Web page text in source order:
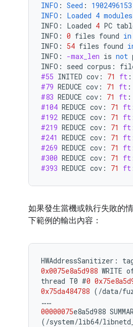
INFO : Seed :
1902496153
INFO : Loaded 4 modules
INFO : Loaded 4 PC
INFO : 0 files found in
INFO : 54 files found
INFO : -max_len is not
INFO : seed corpus :
#55 INITED cov : 71 ft :
#79 REDUCE cov : 71 ft :
#83 REDUCE cov : 71 ft :
#104 REDUCE cov : 71 ft
#192 REDUCE cov : 71 ft
#219 REDUCE cov : 71 ft
#241 REDUCE cov : 71 ft
#269 REDUCE cov : 71 ft
#300 REDUCE cov : 71 ft
#393 REDUCE cov : 71 ft
如果發生當機或執行失敗的
下範例的輸出內容：
HWAddressSanitizer :
0x0075e8a5d988 WRITE
thread T0 #0
0x75da484788 ( /data/
……
00000075e8a5d988
( /system/lib64/